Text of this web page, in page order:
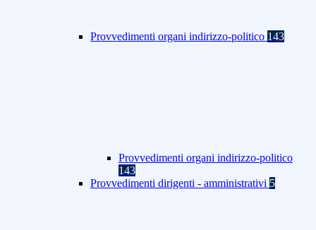
Provvedimenti organi indirizzo-politico 143
Provvedimenti organi indirizzo-politico
143
Provvedimenti dirigenti - amministrativi 5